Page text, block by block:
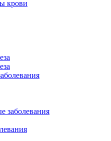
крови
заболевания